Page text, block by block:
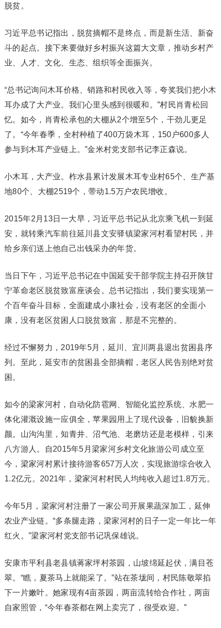
脱贫。
习近平总书记指出，脱贫摘帽不是终点，而是新生活、新奋
斗的起点。接下来要做好乡村振兴这篇大文章，推动乡村产
业、人才、文化、生态、组织等全面振兴。
“总书记询问木耳价格、销路和村民收入等，夸奖我们把小木
耳办成了大产业。我们心里头感到很暖和。”村民肖青松回
忆。如今，肖青松承包的大棚从2个增至5个，干劲儿更足
了。“今年春季，全村种植了400万袋木耳，150户600多人
参与到木耳产业链上。”金米村党支部书记李正森说。
小木耳，大产业。柞水县累计发展木耳专业村65个、生产基
地80个、大棚2519个，带动1.5万户农民增收。
2015年2月13日一大早，习近平总书记从北京乘飞机一到延
安，就转乘汽车前往延川县文安驿镇梁家河村看望村民，并
给乡亲们送上他自己出钱采办的年货。
当日下午，习近平总书记在中国延安干部学院主持召开陕甘
宁革命老区脱贫致富座谈会。总书记指出，我们要实现第一
个百年奋斗目标，全面建成小康社会，没有老区的全面小
康，没有老区贫困人口脱贫致富，那是不完整的。
经过不懈努力，2019年5月，延川、宜川两县退出贫困县序
列。至此，延安市的贫困县全部摘帽，老区人民告别绝对贫
困。
如今的梁家河村，自动化防雹网、智能化监控系统、水肥一
体化灌溉设施一应俱全，苹果园用上了现代设备，旧貌换新
颜。山沟沟里，知青井、沼气池、老磨坊还是老模样，引来
八方游人。自2015年5月梁家河乡村文化旅游公司成立至
今，梁家河村累计接待游客657万人次，实现旅游综合收入
1.2亿元。2021年，梁家河村村民人均纯收入超过1.8万元。
今年5月，梁家河村注册了一家公司开展果蔬深加工，延伸
农业产业链。“多条腿走路，梁家河村的日子一定一年比一年
红火。”梁家河村党支部书记巩保雄说。
安康市平利县老县镇蒋家坪村茶园，山坡绵延起伏，满目苍
翠。“瞧，夏茶马上就能采了。”站在茶垅间，村民陈敬翠掐
下一片嫩叶。她家现有4亩茶园，两亩流转给合作社，两亩
自家照管，“今年春茶都在网上卖完了，很受欢迎。”